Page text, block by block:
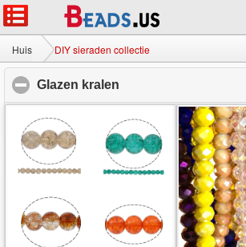
Huis DIY sieraden collectie
Glazen kralen
Huis|Over| Neem contact met ons op
© 2026 Melkweg sieraden Ltd. Alle rechten